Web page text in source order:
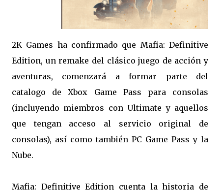
2K Games ha confirmado que Mafia: Definitive
Edition, un remake del clásico juego de acción y
aventuras, comenzará a formar parte del
catalogo de Xbox Game Pass para consolas
(incluyendo miembros con Ultimate y aquellos
que tengan acceso al servicio original de
consolas), así como también PC Game Pass y la
Nube.
Mafia: Definitive Edition cuenta la historia de